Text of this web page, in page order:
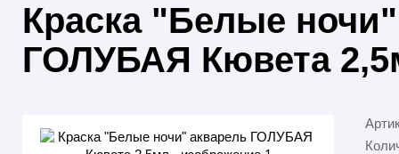
Краска "Белые
ГОЛУБАЯ Кювета